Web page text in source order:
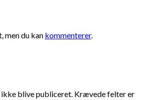
men du kan kommenterer.
ikke blive publiceret. Krævede felter er